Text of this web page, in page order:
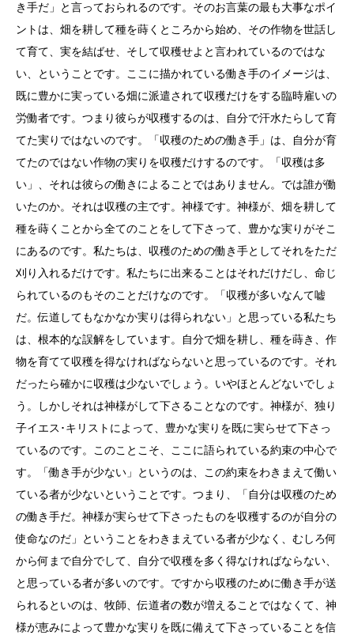
き手だ」と言っておられるのです。そのお言葉の最も大事なポイ
ントは、畑を耕して種を蒔くところから始め、その作物を世話し
て育て、実を結ばせ、そして収穫せよと言われているのではな
い、ということです。ここに描かれている働き手のイメージは、
既に豊かに実っている畑に派遣されて収穫だけをする臨時雇いの
労働者です。つまり彼らが収穫するのは、自分で汗水たらして育
てた実りではないのです。「収穫のための働き手」は、自分が育
てたのではない作物の実りを収穫だけするのです。「収穫は多
い」、それは彼らの働きによることではありません。では誰が働
いたのか。それは収穫の主です。神様です。神様が、畑を耕して
種を蒔くことから全てのことをして下さって、豊かな実りがそこ
にあるのです。私たちは、収穫のための働き手としてそれをただ
刈り入れるだけです。私たちに出来ることはそれだけだし、命じ
られているのもそのことだけなのです。「収穫が多いなんて嘘
だ。伝道してもなかなか実りは得られない」と思っている私たち
は、根本的な誤解をしています。自分で畑を耕し、種を蒔き、作
物を育てて収穫を得なければならないと思っているのです。それ
だったら確かに収穫は少ないでしょう。いやほとんどないでしょ
う。しかしそれは神様がして下さることなのです。神様が、独り
子イエス･キリストによって、豊かな実りを既に実らせて下さっ
ているのです。このことこそ、ここに語られている約束の中心で
す。「働き手が少ない」というのは、この約束をわきまえて働い
ている者が少ないということです。つまり、「自分は収穫のため
の働き手だ。神様が実らせて下さったものを収穫するのが自分の
使命なのだ」ということをわきまえている者が少なく、むしろ何
から何まで自分でして、自分で収穫を多く得なければならない、
と思っている者が多いのです。ですから収穫のために働き手が送
られるといのは、牧師、伝道者の数が増えることではなくて、神
様が恵みによって豊かな実りを既に備えて下さっていることを信